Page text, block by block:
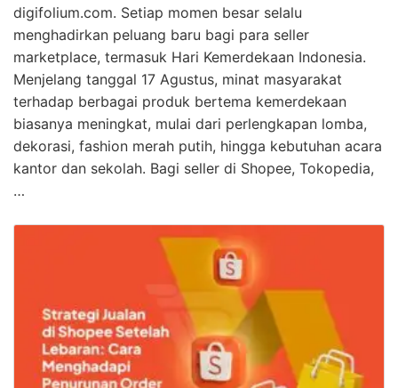
digifolium.com. Setiap momen besar selalu
menghadirkan peluang baru bagi para seller
marketplace, termasuk Hari Kemerdekaan Indonesia.
Menjelang tanggal 17 Agustus, minat masyarakat
terhadap berbagai produk bertema kemerdekaan
biasanya meningkat, mulai dari perlengkapan lomba,
dekorasi, fashion merah putih, hingga kebutuhan acara
kantor dan sekolah. Bagi seller di Shopee, Tokopedia,
…